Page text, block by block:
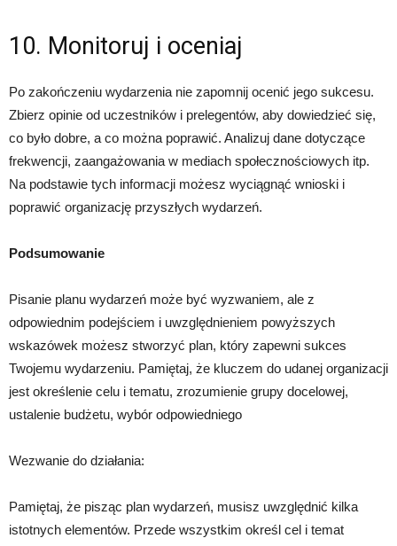
10. Monitoruj i oceniaj
Po zakończeniu wydarzenia nie zapomnij ocenić jego sukcesu.
Zbierz opinie od uczestników i prelegentów, aby dowiedzieć się,
co było dobre, a co można poprawić. Analizuj dane dotyczące
frekwencji, zaangażowania w mediach społecznościowych itp.
Na podstawie tych informacji możesz wyciągnąć wnioski i
poprawić organizację przyszłych wydarzeń.
Podsumowanie
Pisanie planu wydarzeń może być wyzwaniem, ale z
odpowiednim podejściem i uwzględnieniem powyższych
wskazówek możesz stworzyć plan, który zapewni sukces
Twojemu wydarzeniu. Pamiętaj, że kluczem do udanej organizacji
jest określenie celu i tematu, zrozumienie grupy docelowej,
ustalenie budżetu, wybór odpowiedniego
Wezwanie do działania:
Pamiętaj, że pisząc plan wydarzeń, musisz uwzględnić kilka
istotnych elementów. Przede wszystkim określ cel i temat